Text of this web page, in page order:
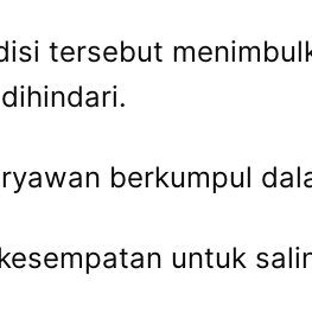
tersebut
berkumpul
untuk